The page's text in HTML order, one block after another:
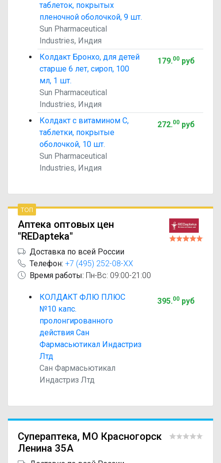
таблеток, покрытых
пленочной оболочкой, 9 шт.
Sun Pharmaceutical
Industries, Индия
Колдакт Бронхо, для детей
старше 6 лет, сироп, 100
мл, 1 шт.
Sun Pharmaceutical
Industries, Индия
179.00руб
Колдакт с витамином С,
таблетки, покрытые
оболочкой, 10 шт.
Sun Pharmaceutical
Industries, Индия
272.00руб
топ
Аптека оптовых цен
"REDapteka"
Доставка по всей России
Телефон: +7 (495) 252-08-XX
Время работы: Пн-Вс: 09:00-21:00
КОЛДАКТ ФЛЮ ПЛЮС
№10 капс.
пролонгированного
действия Сан
Фармасьютикал Индастриз
Лтд
Сан Фармасьютикал
Индастриз Лтд
395.00руб
Супераптека, МО Красногорск
Ленина 35А